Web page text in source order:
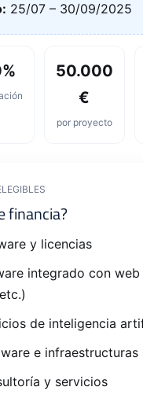
25/07 – 30/09/2025
50.000
€
por proyecto
financia?
y licencias
integrado con web
de inteligencia
e infraestructuras
y servicios